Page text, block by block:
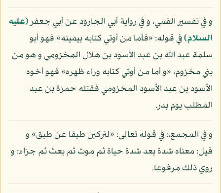
و في تفسير القمي، و في رواية أبي الجارود عن أبي جعفر(عليه
السلام)في قوله: «فأما من أوتي كتابه بيمينه» فهو أبو
سلمة عبد الله بن عبد الأسود بن هلال المخزومي و هو من
بني مخزوم، «و أما من أوتي كتابه وراء ظهره» فهو أخوه
الأسود بن عبد الأسود المخزومي فقتله حمزة بن عبد
المطلب يوم بدر.
و في المجمع،: في قوله تعالى: «لتركبن طبقا عن طبق» و
قيل: معناه شدة بعد شدة حياة ثم موت ثم بعث ثم جزاء: و
روي ذلك مرفوعا.